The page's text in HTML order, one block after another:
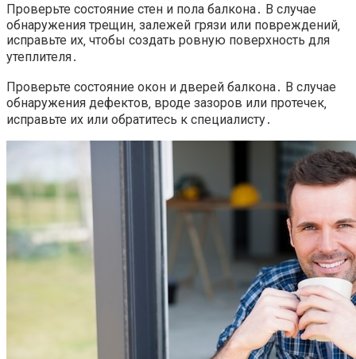
Проверьте состояние стен и пола балкона․ В случае
обнаружения трещин‚ залежей грязи или повреждений‚
исправьте их‚ чтобы создать ровную поверхность для
утеплителя․
Проверьте состояние окон и дверей балкона․ В случае
обнаружения дефектов‚ вроде зазоров или протечек‚
исправьте их или обратитесь к специалисту․